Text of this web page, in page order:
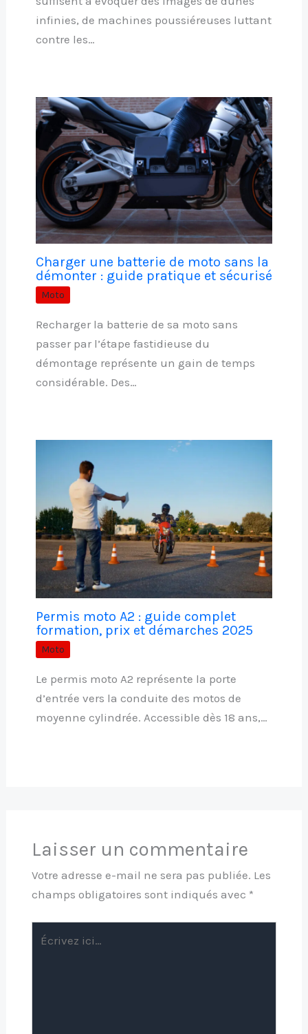
infinies, de machines poussiéreuses luttant
contre les…
Charger une batterie de moto sans la
démonter : guide pratique et sécurisé
Moto
Recharger la batterie de sa moto sans
passer par l’étape fastidieuse du
démontage représente un gain de temps
considérable. Des…
Permis moto A2 : guide complet
formation, prix et démarches 2025
Moto
Le permis moto A2 représente la porte
d’entrée vers la conduite des motos de
moyenne cylindrée. Accessible dès 18 ans,…
Laisser un commentaire
Votre adresse e-mail ne sera pas publiée. Les
champs obligatoires sont indiqués avec *